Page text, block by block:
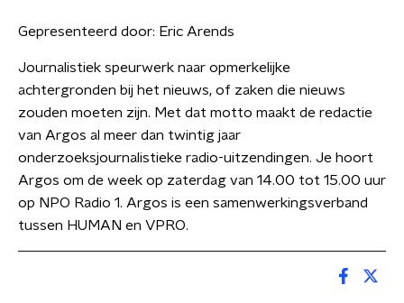
Gepresenteerd door: Eric Arends
Journalistiek speurwerk naar opmerkelijke
achtergronden bij het nieuws, of zaken die nieuws
zouden moeten zijn. Met dat motto maakt de redactie
van Argos al meer dan twintig jaar
onderzoeksjournalistieke radio-uitzendingen. Je hoort
Argos om de week op zaterdag van 14.00 tot 15.00 uur
op NPO Radio 1. Argos is een samenwerkingsverband
tussen HUMAN en VPRO.